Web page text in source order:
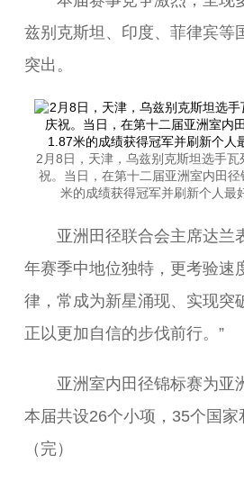
兹别克斯坦、印度、菲律宾等
突出。
2月8日，天津，乌兹别克斯坦选手
祝。当日，在第十二届亚洲室内田
米的成绩获得冠军并刷新个人
亚洲田径联合会主席达兰
年赛季中地位独特，更考验速
律，常成为新星涌现、实现突
正以更加自信的步伐前行。”
亚洲室内田径锦标赛为亚
本届共设26个小项，35个国
（完）